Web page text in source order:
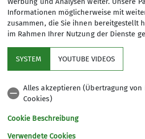
sind Pflichtfelder
Informationen möglicherweise mit
zusammen, die Sie ihnen bereitgestellt
im Rahmen Ihrer Nutzung der Dienste
SYSTEM YOUTUBE VIDEOS
Alles akzeptieren (Übertragung
Cookies)
Cookie Beschreibung
Verwendete Cookies